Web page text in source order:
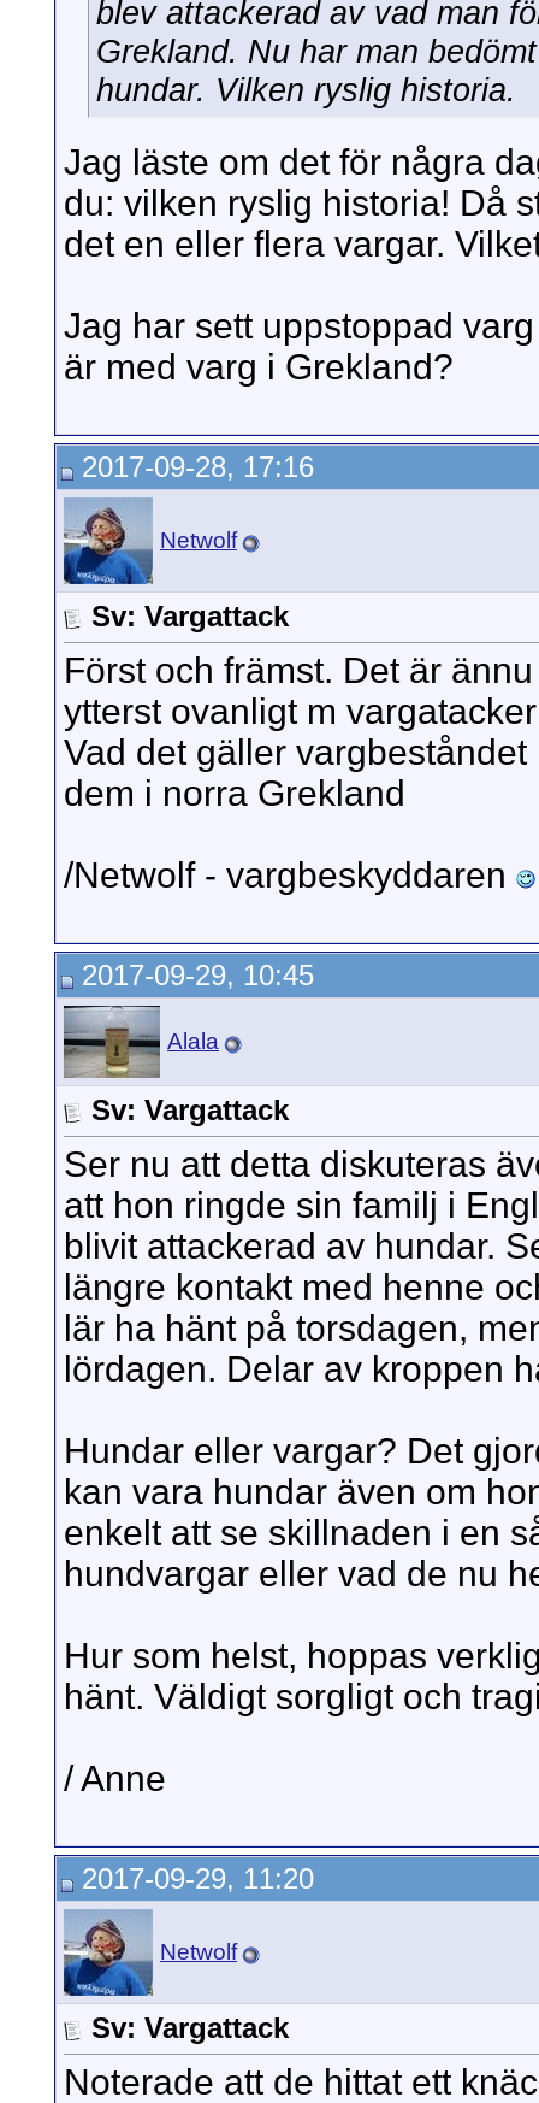
blev attackerad av vad man
Grekland. Nu har man
hundar. Vilken ryslig historia.
Jag läste om det för några
du: vilken ryslig historia! Då
det en eller flera vargar.
Jag har sett uppstoppad
är med varg i Grekland?
2017-09-28, 17:16
Netwolf
Sv: Vargattack
Först och främst. Det är
ytterst ovanligt m
Vad det gäller
dem i norra Grekland
/Netwolf - vargbeskyddaren
2017-09-29, 10:45
Alala
Sv: Vargattack
Ser nu att detta diskuteras
att hon ringde sin familj i
blivit attackerad av hundar.
längre kontakt med henne
lär ha hänt på torsdagen,
lördagen. Delar av kroppen
Hundar eller vargar? Det
kan vara hundar även om
enkelt att se skillnaden i en
hundvargar eller vad de nu
Hur som helst, hoppas
hänt. Väldigt sorgligt och
/ Anne
2017-09-29, 11:20
Netwolf
Sv: Vargattack
Noterade att de hittat ett